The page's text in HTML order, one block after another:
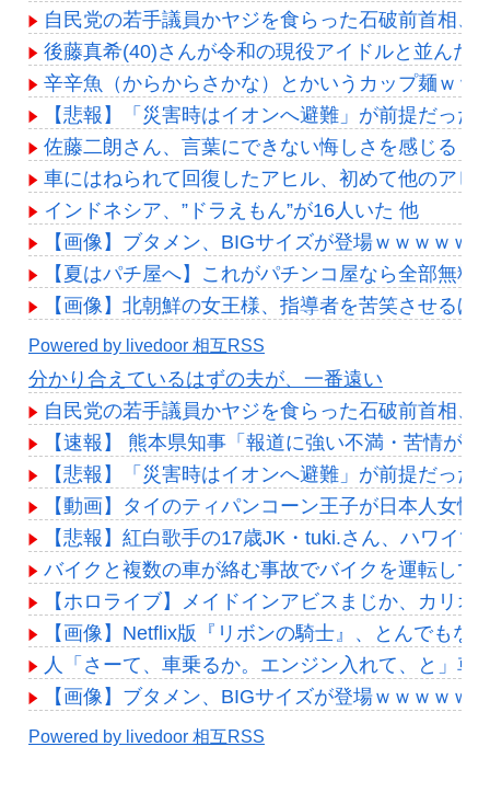
自民党の若手議員かヤジを食らった石破前首相
後藤真希(40)さんが令和の現役アイドルと並んだ
辛辛魚（からからさかな）とかいうカップ麺ｗｗ
【悲報】「災害時はイオンへ避難」が前提だった
佐藤二朗さん、言葉にできない悔しさを感じる・
車にはねられて回復したアヒル、初めて他のア
インドネシア、”ドラえもん”が16人いた 他
【画像】ブタメン、BIGサイズが登場ｗｗｗｗｗ
【夏はパチ屋へ】これがパチンコ屋なら全部無
【画像】北朝鮮の女王様、指導者を苦笑させる
Powered by livedoor 相互RSS
分かり合えているはずの夫が、一番遠い
自民党の若手議員かヤジを食らった石破前首相
【速報】 熊本県知事「報道に強い不満・苦情が
【悲報】「災害時はイオンへ避難」が前提だった
【動画】タイのティパンコーン王子が日本人女性
【悲報】紅白歌手の17歳JK・tuki.さん、ハワイ
バイクと複数の車が絡む事故でバイクを運転し
【ホロライブ】メイドインアビスまじか、カリオ
【画像】Netflix版『リボンの騎士』、とんでもな
人「さーて、車乗るか。エンジン入れて、と」
【画像】ブタメン、BIGサイズが登場ｗｗｗｗｗ
Powered by livedoor 相互RSS